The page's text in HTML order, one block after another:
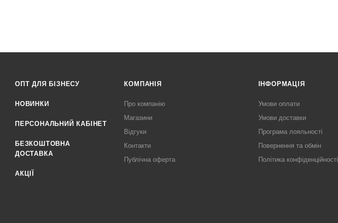
ОПТ ДЛЯ БІЗНЕСУ
НОВИНКИ
ПЕРСОНАЛЬНИЙ КАБІНЕТ
БЕЗКОШТОВНА
ДОСТАВКА
АКЦІЇ
КОМПАНІЯ
Про компанію
Магазини
Відгуки
Контакти
Публічна оферта
ІНФОРМАЦІЯ
Умови оплати
Умови доставки
Програма лояльності
Повернення та обмін
Політика конфіденційності